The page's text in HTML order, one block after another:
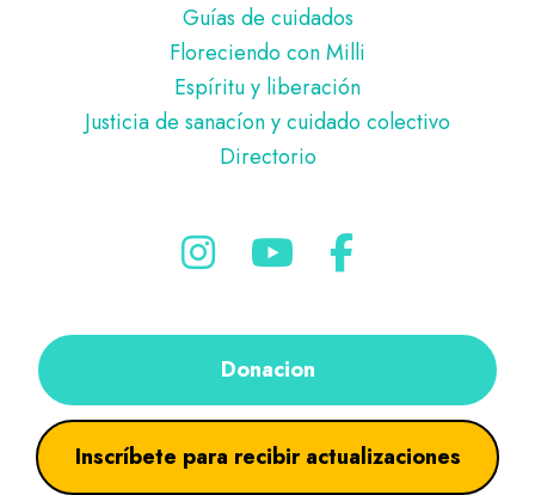
Guías de cuidados
Floreciendo con Milli
Espíritu y liberación
Justicia de sanacíon y cuidado colectivo
Directorio
Donacion
Inscríbete para recibir actualizaciones